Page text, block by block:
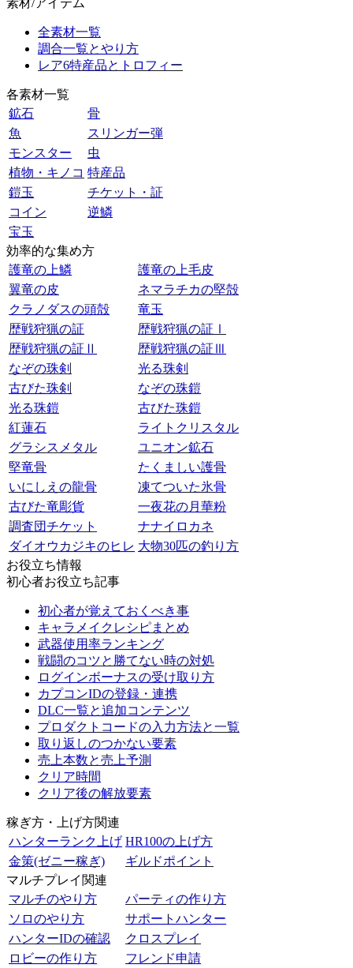
素材/アイテム
全素材一覧
調合一覧とやり方
レア6特産品とトロフィー
各素材一覧
鉱石
骨
魚
スリンガー弾
モンスター
虫
植物・キノコ 特産品
鎧玉
チケット・証
コイン
逆鱗
宝玉
効率的な集め方
護竜の上鱗
護竜の上毛皮
翼竜の皮
ネマラチカの堅殻
クラノダスの頭殻
竜玉
歴戦狩猟の証
歴戦狩猟の証Ⅰ
歴戦狩猟の証Ⅱ
歴戦狩猟の証Ⅲ
なぞの珠剣
光る珠剣
古びた珠剣
なぞの珠鎧
光る珠鎧
古びた珠鎧
紅蓮石
ライトクリスタル
グラシスメタル
ユニオン鉱石
堅竜骨
たくましい護骨
いにしえの龍骨
凍てついた氷骨
古びた竜彫貨
一夜花の月華粉
調査団チケット
ナナイロカネ
ダイオウカジキのヒレ 大物30匹の釣り方
お役立ち情報
初心者お役立ち記事
初心者が覚えておくべき事
キャラメイクレシピまとめ
武器使用率ランキング
戦闘のコツと勝てない時の対処
ログインボーナスの受け取り方
カプコンIDの登録・連携
DLC一覧と追加コンテンツ
プロダクトコードの入力方法と一覧
取り返しのつかない要素
売上本数と売上予測
クリア時間
クリア後の解放要素
稼ぎ方・上げ方関連
ハンターランク上げ HR100の上げ方
金策(ゼニー稼ぎ)
ギルドポイント
マルチプレイ関連
マルチのやり方
パーティの作り方
ソロのやり方
サポートハンター
ハンターIDの確認
クロスプレイ
ロビーの作り方
フレンド申請